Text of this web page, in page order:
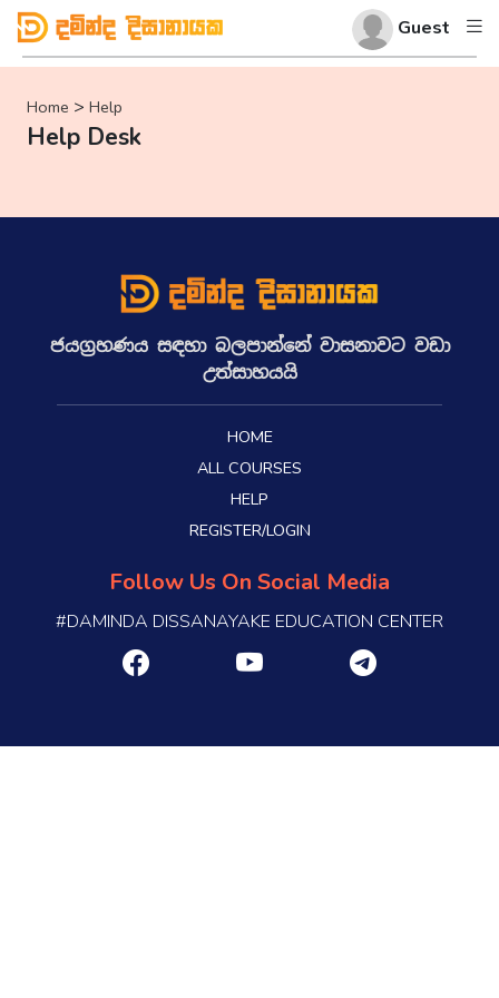
Guest
Home > Help
Help Desk
ජයග්‍රහණය සඳහා බලපාන්නේ වාසනාවට වඩා
උත්සාහයයි
HOME
ALL COURSES
HELP
REGISTER/LOGIN
Follow Us On Social Media
#DAMINDA DISSANAYAKE EDUCATION CENTER